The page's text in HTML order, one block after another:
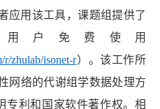
应用该工具，课题组提供了
户免费使用
r/zhulab/isonet-r）。该工作所
网络的代谢组学数据处理方
专利和国家软件著作权。相